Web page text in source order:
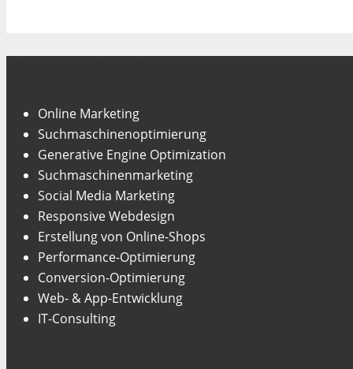
Online Marketing
Suchmaschinenoptimierung
Generative Engine Optimization
Suchmaschinenmarketing
Social Media Marketing
Responsive Webdesign
Erstellung von Online-Shops
Performance-Optimierung
Conversion-Optimierung
Web- & App-Entwicklung
IT-Consulting